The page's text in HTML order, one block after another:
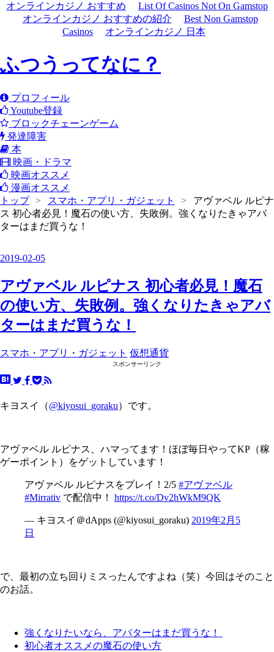
オンラインカジノ おすすめ
List Of Casinos Not On Gamstop
オンラインカジノ おすすめの紹介
Best Non Gamstop
Casinos
オンラインカジノ 日本
ふつうってなに？
プロフィール
Youtube登録
ブロックチェーンゲーム
発達障害
本
映画・ドラマ
映画オススメ
漫画オススメ
トップ
> スマホ・アプリ・ガジェット >
アヴァベル ルピナ
ス 初心者必見！魔石の使い方、失敗例。強くなりたきゃアバ
ターはまだ買うな！
2019-02-05
アヴァベル ルピナス 初心者必見！魔石
の使い方、失敗例。強くなりたきゃアバ
ターはまだ買うな！
スマホ・アプリ・ガジェット 仮想通貨
スポンサーリンク
キヨスイ（@kiyosui_goraku）です。
アヴァベル ルピナス、ハマってます！ほぼ毎日やってKP（稼
ゲーポイント）をゲットしています！
アヴァベル ルピナスをプレイ！2/5 #アヴァベル
#Mirrativ で配信中！ https://t.co/Dv2hWkM9QK
— キヨスイ＠dApps (@kiyosui_goraku) 2019年2月5
日
で、最初の立ち回りミスったんですよね（笑）今回はそのこと
のお話。
強くなりたいなら、アバターはまだ買うな！
初心者オススメの魔石の使い方